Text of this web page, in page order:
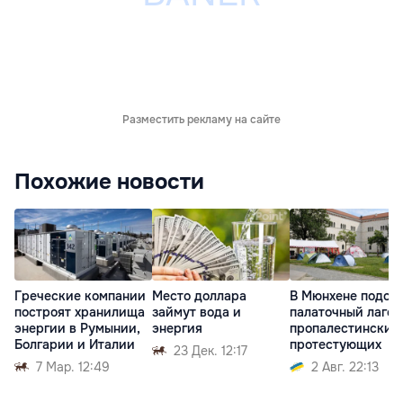
Разместить рекламу на сайте
Похожие новости
Греческие компании
построят хранилища
энергии в Румынии,
Болгарии и Италии
7 Мар. 12:49
Место доллара
займут вода и
энергия
23 Дек. 12:17
В Мюнхене
палаточный
пропалестинских
протестующих
2 Авг. 22:13